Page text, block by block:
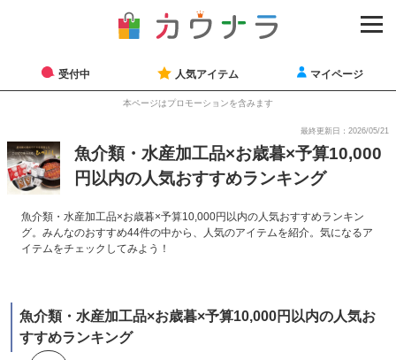
受付中 人気アイテム マイページ
本ページはプロモーションを含みます
最終更新日：2026/05/21
魚介類・水産加工品×お歳暮×予算10,000
円以内の人気おすすめランキング
魚介類・水産加工品×お歳暮×予算10,000円以内の人気おすすめランキン
グ。みんなのおすすめ44件の中から、人気のアイテムを紹介。気になるア
イテムをチェックしてみよう！
魚介類・水産加工品×お歳暮×予算10,000円以内の人気お
すすめランキング